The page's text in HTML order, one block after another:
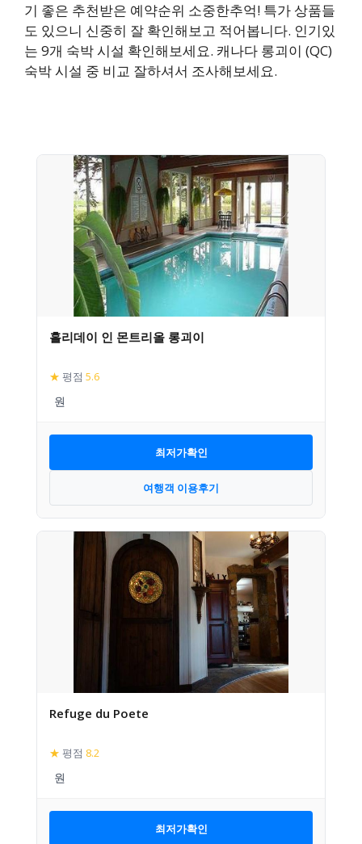
기 좋은 추천받은 예약순위 소중한추억! 특가 상품들
도 있으니 신중히 잘 확인해보고 적어봅니다. 인기있
는 9개 숙박 시설 확인해보세요. 캐나다 롱괴이 (QC)
숙박 시설 중 비교 잘하셔서 조사해보세요.
홀리데이 인 몬트리올 롱괴이
★ 평점 5.6
최저가확인
여행객 이용후기
Refuge du Poete
★ 평점 8.2
최저가확인